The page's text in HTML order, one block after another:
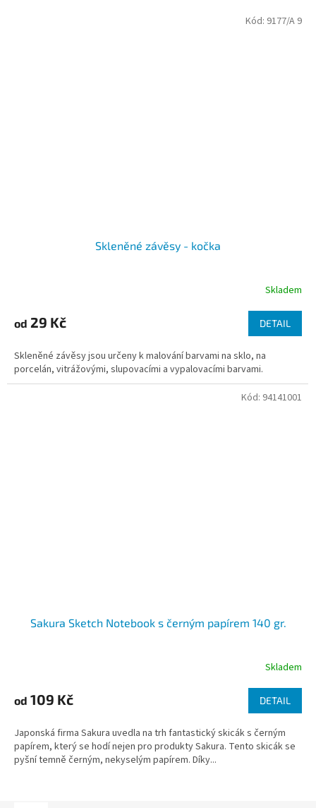
Skleněné závěsy - kočka
Skladem
od 29 Kč DETAIL
Skleněné závěsy jsou určeny k malování barvami na sklo, na
porcelán, vitrážovými, slupovacími a vypalovacími barvami.
Kód: 9177/A 9
Sakura Sketch Notebook s černým papírem 140 gr.
Skladem
od 109 Kč DETAIL
Japonská firma Sakura uvedla na trh fantastický skicák s černým
papírem, který se hodí nejen pro produkty Sakura. Tento skicák se
pyšní temně černým, nekyselým papírem. Díky...
Kód: 94141001